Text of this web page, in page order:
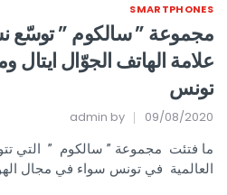
SMARTPHONES
مجموعة ” سالكوم ” توسّع
علامة الهاتف الجوّال ايتال
تونس
09/08/2020
admin
ما فتئت مجموعة ” سالكوم ” التي
العالمية في تونس سواء في مجال